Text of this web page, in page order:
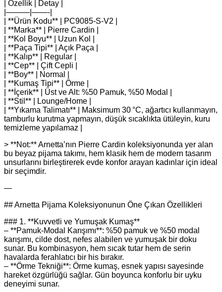
| Özellik | Detay |
|———|——-|
| **Ürün Kodu** | PC9085-S-V2 |
| **Marka** | Pierre Cardin |
| **Kol Boyu** | Uzun Kol |
| **Paça Tipi** | Açık Paça |
| **Kalıp** | Regular |
| **Cep** | Çift Cepli |
| **Boy** | Normal |
| **Kumaş Tipi** | Örme |
| **İçerik** | Üst ve Alt: %50 Pamuk, %50 Modal |
| **Stil** | Lounge/Home |
| **Yıkama Talimatı** | Maksimum 30 °C, ağartıcı kullanmayın,
tamburlu kurutma yapmayın, düşük sıcaklıkta ütüleyin, kuru
temizleme yapılamaz |
> **Not:** Arnetta’nın Pierre Cardin koleksiyonunda yer alan
bu beyaz pijama takımı, hem klasik hem de modern tasarım
unsurlarını birleştirerek evde konfor arayan kadınlar için ideal
bir seçimdir.
—
## Arnetta Pijama Koleksiyonunun Öne Çıkan Özellikleri
### 1. **Kuvvetli ve Yumuşak Kumaş**
– **Pamuk-Modal Karışımı**: %50 pamuk ve %50 modal
karışımı, cilde dost, nefes alabilen ve yumuşak bir doku
sunar. Bu kombinasyon, hem sıcak tutar hem de serin
havalarda ferahlatıcı bir his bırakır.
– **Örme Tekniği**: Örme kumaş, esnek yapısı sayesinde
hareket özgürlüğü sağlar. Gün boyunca konforlu bir uyku
deneyimi sunar.